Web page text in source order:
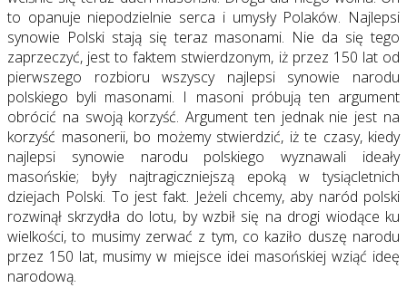
to opanuje niepodzielnie serca i umysły Polaków. Najlepsi
synowie Polski stają się teraz masonami. Nie da się tego
zaprzeczyć, jest to faktem stwierdzonym, iż przez 150 lat od
pierwszego rozbioru wszyscy najlepsi synowie narodu
polskiego byli masonami. I masoni próbują ten argument
obrócić na swoją korzyść. Argument ten jednak nie jest na
korzyść masonerii, bo możemy stwierdzić, iż te czasy, kiedy
najlepsi synowie narodu polskiego wyznawali ideały
masońskie; były najtragiczniejszą epoką w tysiącletnich
dziejach Polski. To jest fakt. Jeżeli chcemy, aby naród polski
rozwinął skrzydła do lotu, by wzbił się na drogi wiodące ku
wielkości, to musimy zerwać z tym, co kaziło duszę narodu
przez 150 lat, musimy w miejsce idei masońskiej wziąć ideę
narodową.